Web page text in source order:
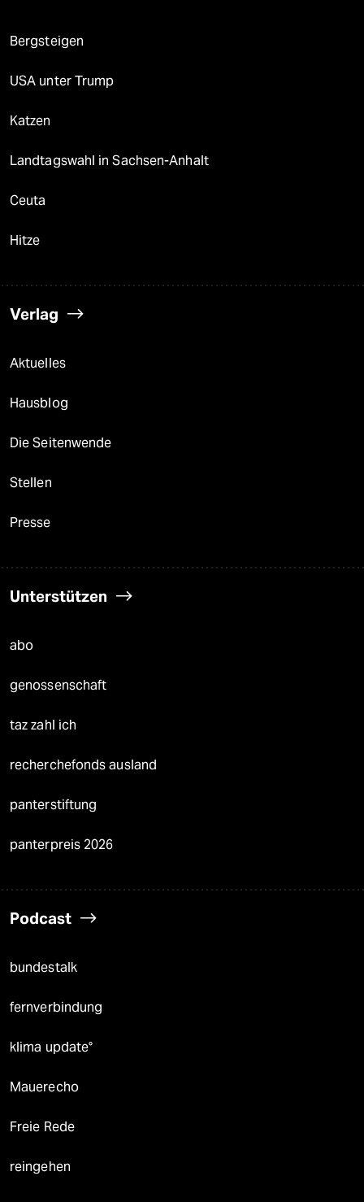
Bergsteigen
USA unter Trump
Katzen
Landtagswahl in Sachsen-Anhalt
Ceuta
Hitze
Verlag
Aktuelles
Hausblog
Die Seitenwende
Stellen
Presse
Unterstützen
abo
genossenschaft
taz zahl ich
recherchefonds ausland
panterstiftung
panterpreis 2026
Podcast
bundestalk
fernverbindung
klima update°
Mauerecho
Freie Rede
reingehen